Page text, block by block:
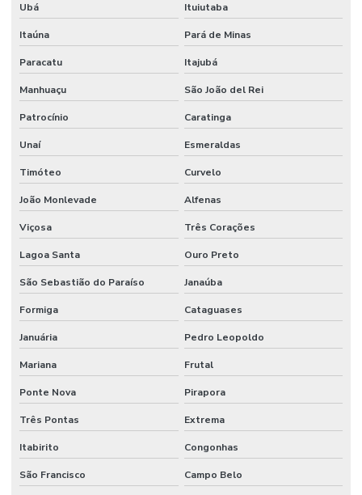
Ubá Ituiutaba
Itaúna Pará de Minas
Paracatu Itajubá
Manhuaçu São João del Rei
Patrocínio Caratinga
Unaí Esmeraldas
Timóteo Curvelo
João Monlevade Alfenas
Viçosa Três Corações
Lagoa Santa Ouro Preto
São Sebastião do Paraíso Janaúba
Formiga Cataguases
Januária Pedro Leopoldo
Mariana Frutal
Ponte Nova Pirapora
Três Pontas Extrema
Itabirito Congonhas
São Francisco Campo Belo